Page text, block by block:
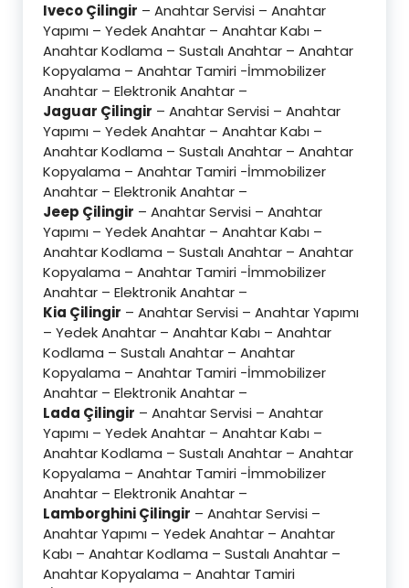
Iveco Çilingir – Anahtar Servisi – Anahtar
Yapımı – Yedek Anahtar – Anahtar Kabı –
Anahtar Kodlama – Sustalı Anahtar – Anahtar
Kopyalama – Anahtar Tamiri -İmmobilizer
Anahtar – Elektronik Anahtar –
Jaguar Çilingir – Anahtar Servisi – Anahtar
Yapımı – Yedek Anahtar – Anahtar Kabı –
Anahtar Kodlama – Sustalı Anahtar – Anahtar
Kopyalama – Anahtar Tamiri -İmmobilizer
Anahtar – Elektronik Anahtar –
Jeep Çilingir – Anahtar Servisi – Anahtar
Yapımı – Yedek Anahtar – Anahtar Kabı –
Anahtar Kodlama – Sustalı Anahtar – Anahtar
Kopyalama – Anahtar Tamiri -İmmobilizer
Anahtar – Elektronik Anahtar –
Kia Çilingir – Anahtar Servisi – Anahtar Yapımı
– Yedek Anahtar – Anahtar Kabı – Anahtar
Kodlama – Sustalı Anahtar – Anahtar
Kopyalama – Anahtar Tamiri -İmmobilizer
Anahtar – Elektronik Anahtar –
Lada Çilingir – Anahtar Servisi – Anahtar
Yapımı – Yedek Anahtar – Anahtar Kabı –
Anahtar Kodlama – Sustalı Anahtar – Anahtar
Kopyalama – Anahtar Tamiri -İmmobilizer
Anahtar – Elektronik Anahtar –
Lamborghini Çilingir – Anahtar Servisi –
Anahtar Yapımı – Yedek Anahtar – Anahtar
Kabı – Anahtar Kodlama – Sustalı Anahtar –
Anahtar Kopyalama – Anahtar Tamiri